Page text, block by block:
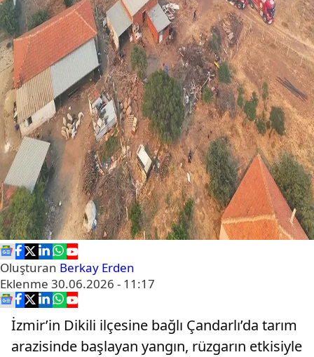
Oluşturan Berkay Erden
Eklenme 30.06.2026 - 11:17
İzmir’in Dikili ilçesine bağlı Çandarlı’da tarım
arazisinde başlayan yangın, rüzgarın etkisiyle